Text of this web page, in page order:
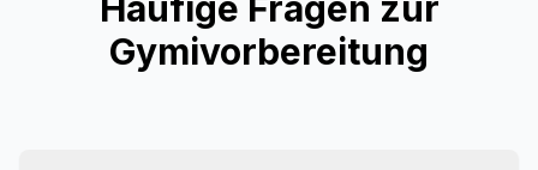
Gymivorbereitung